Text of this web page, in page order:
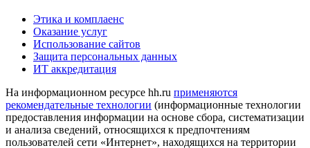
Этика и комплаенс
Оказание услуг
Использование сайтов
Защита персональных данных
ИТ аккредитация
На информационном ресурсе hh.ru применяются
рекомендательные технологии (информационные технологии
предоставления информации на основе сбора, систематизации
и анализа сведений, относящихся к предпочтениям
пользователей сети «Интернет», находящихся на территории